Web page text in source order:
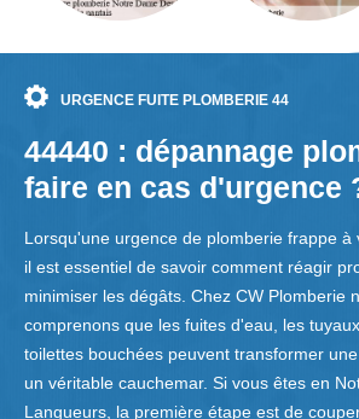
URGENCE FUITE PLOMBERIE 44
44440 : dépannage
faire en cas d'urgence
Lorsqu'une urgence de plomberie frappe à
il est essentiel de savoir comment réagir
minimiser les dégâts. Chez CW Plomberie
comprenons que les fuites d'eau, les
toilettes bouchées peuvent transformer
un véritable cauchemar. Si vous êtes en
Langueurs, la première étape est de